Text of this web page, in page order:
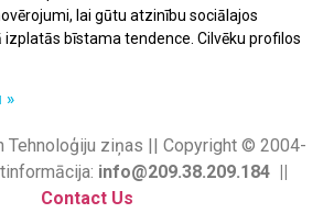
lai gūtu atzinību sociālajos
izplatās bīstama tendence. Cilvēku profilos
»
Tehnoloģiju ziņas || Copyright © 2004-
info@209.38.209.184 ||
Contact Us